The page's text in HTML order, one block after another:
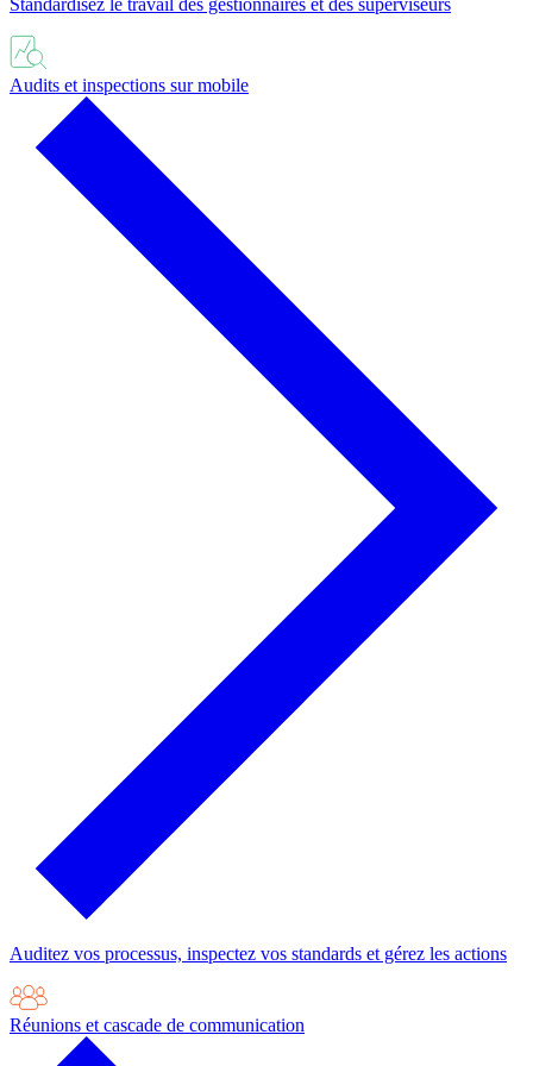
Standardisez le travail des gestionnaires et des superviseurs
Audits et inspections sur mobile
Auditez vos processus, inspectez vos standards et gérez les actions
Réunions et cascade de communication